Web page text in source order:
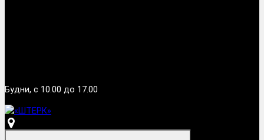
Будни, с 10.00 до 17.00